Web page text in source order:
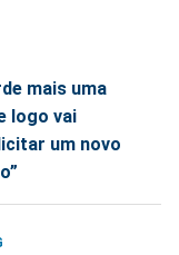
mais uma
logo vai
um novo